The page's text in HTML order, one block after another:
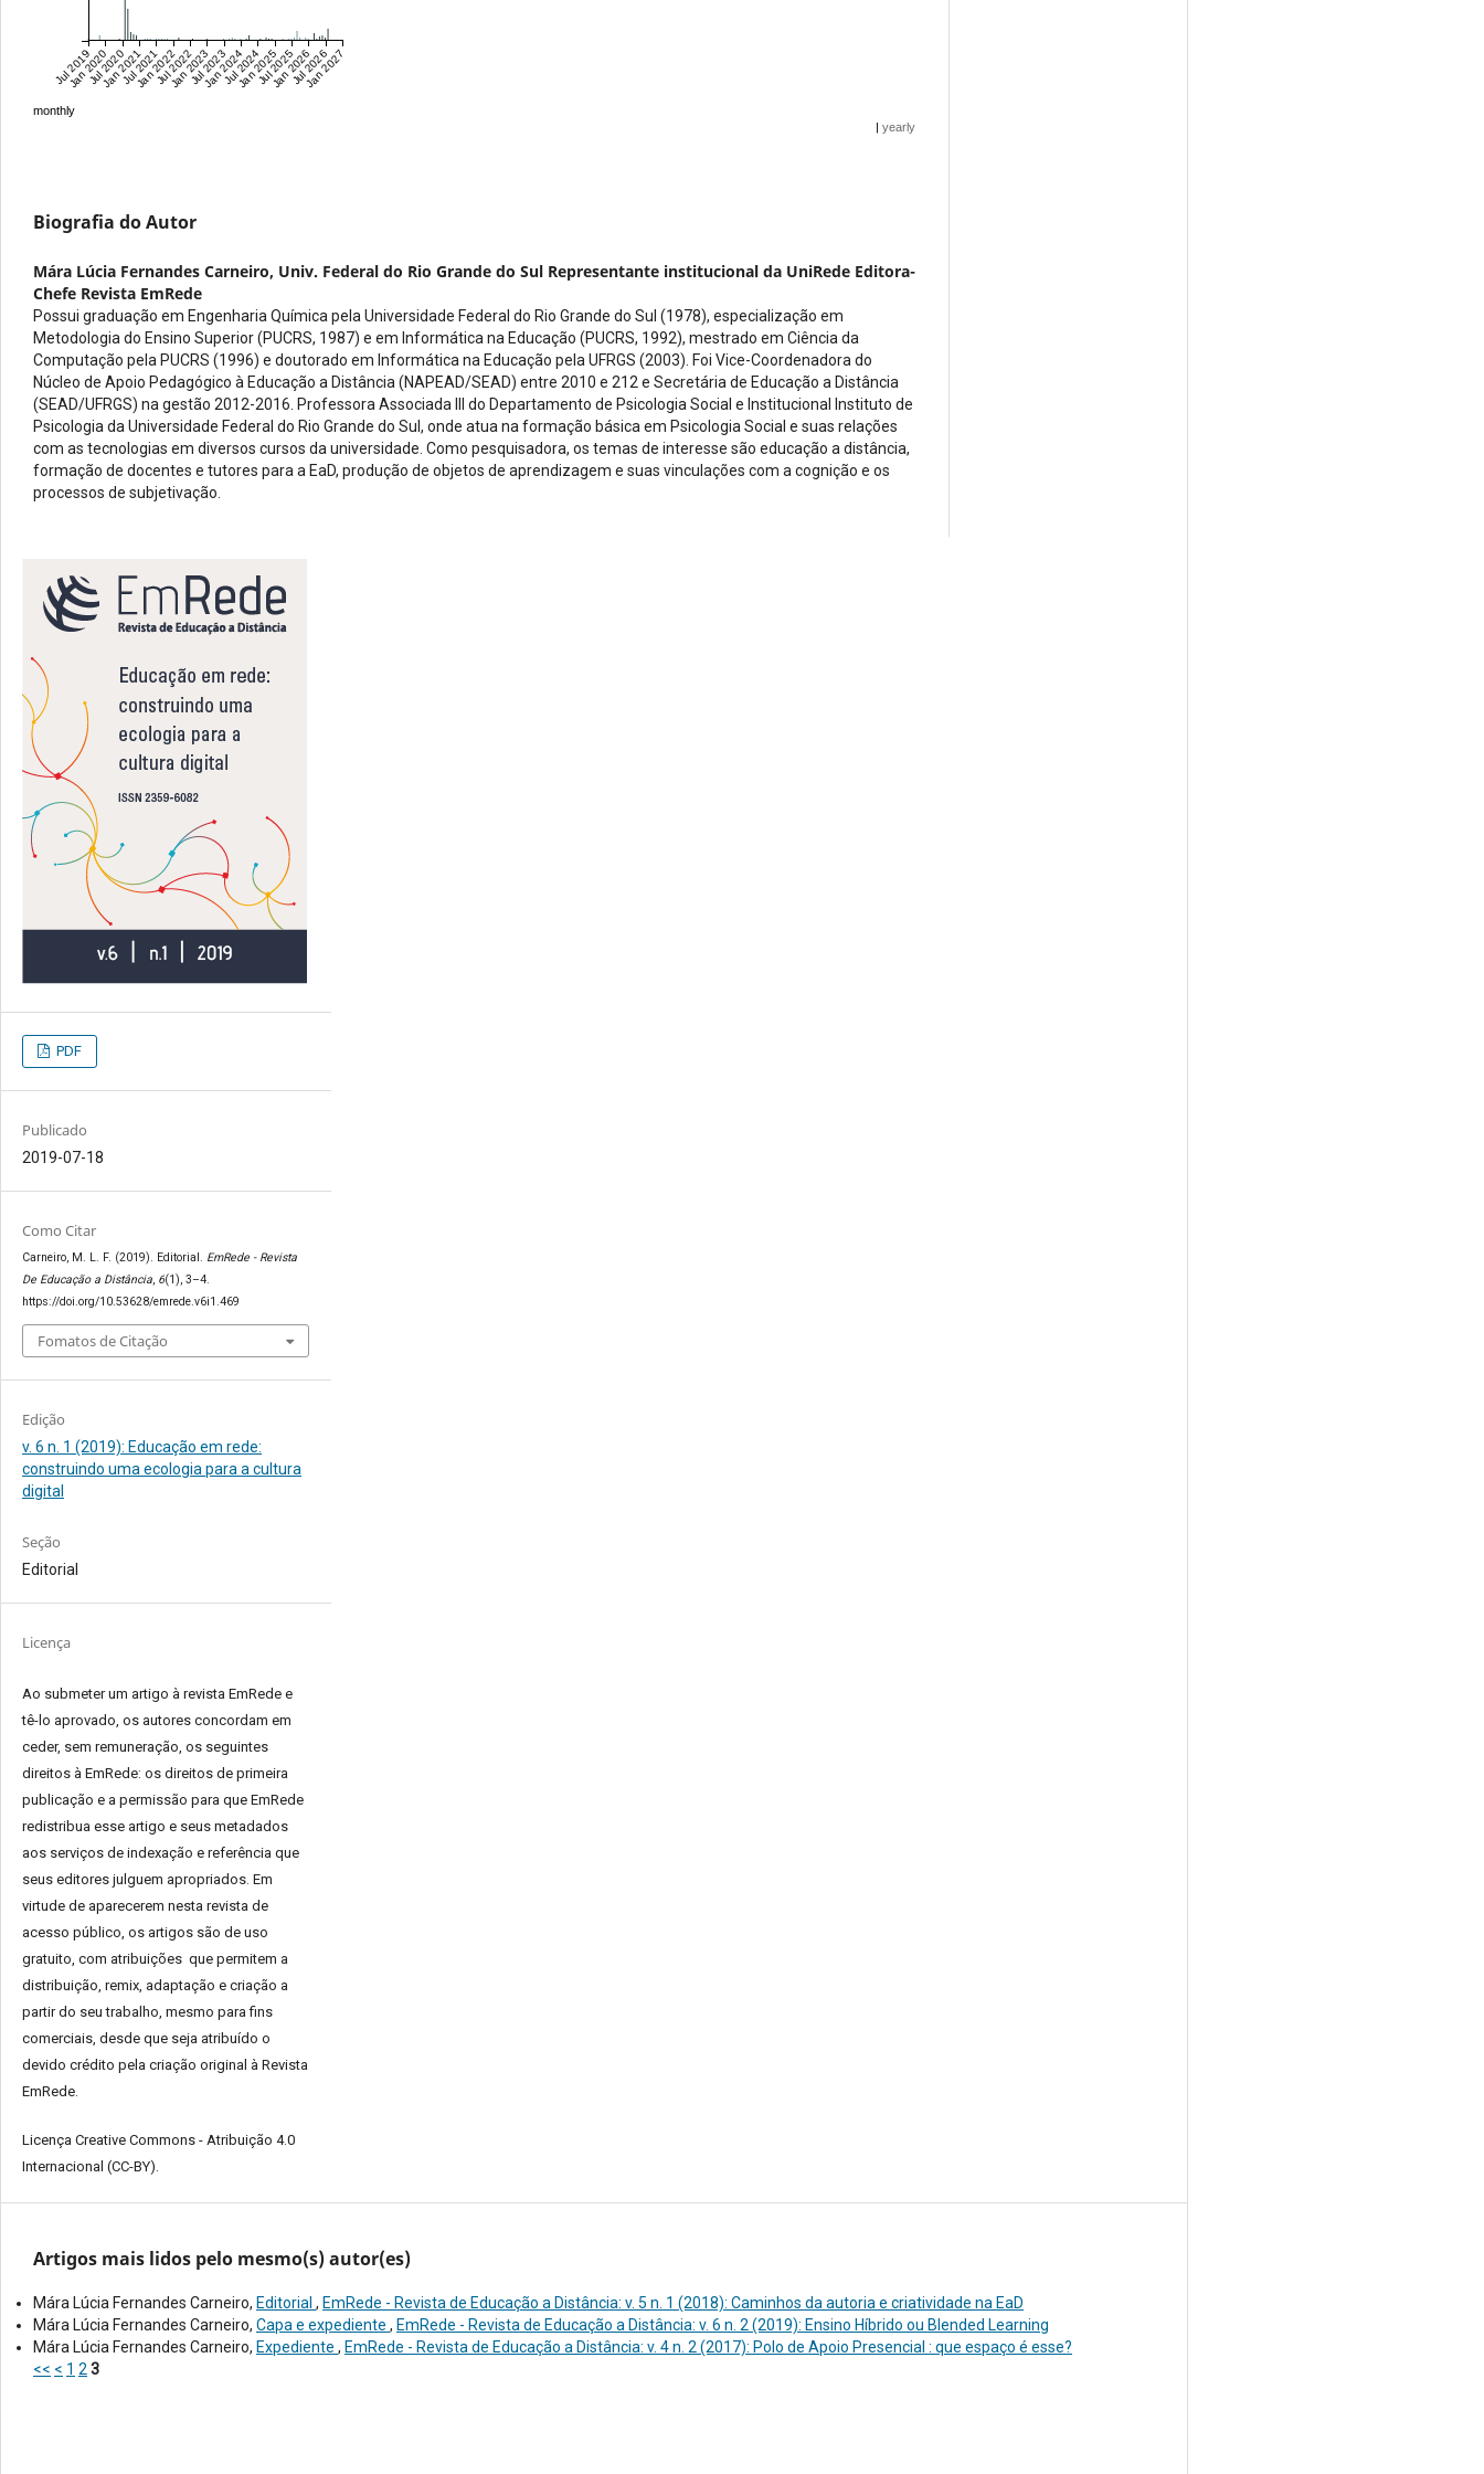
Jul 2019
Jan 2020
Jul 2020
Jan 2021
Jul 2021
Jan 2022
Jul 2022
Jan 2023
Jul 2023
Jan 2024
Jul 2024
Jan 2025
Jul 2025
Jan 2026
Jul 2026
Jan 2027
monthly
|yearly
Biografia do Autor
Mára Lúcia Fernandes Carneiro, Univ. Federal do Rio Grande do Sul Representante institucional da UniRede Editora-
Chefe Revista EmRede
Possui graduação em Engenharia Química pela Universidade Federal do Rio Grande do Sul (1978), especialização em
Metodologia do Ensino Superior (PUCRS, 1987) e em Informática na Educação (PUCRS, 1992), mestrado em Ciência da
Computação pela PUCRS (1996) e doutorado em Informática na Educação pela UFRGS (2003). Foi Vice-Coordenadora do
Núcleo de Apoio Pedagógico à Educação a Distância (NAPEAD/SEAD) entre 2010 e 212 e Secretária de Educação a Distância
(SEAD/UFRGS) na gestão 2012-2016. Professora Associada III do Departamento de Psicologia Social e Institucional Instituto de
Psicologia da Universidade Federal do Rio Grande do Sul, onde atua na formação básica em Psicologia Social e suas relações
com as tecnologias em diversos cursos da universidade. Como pesquisadora, os temas de interesse são educação a distância,
formação de docentes e tutores para a EaD, produção de objetos de aprendizagem e suas vinculações com a cognição e os
processos de subjetivação.
PDF
Publicado
2019-07-18
Como Citar
Carneiro, M. L. F. (2019). Editorial. EmRede - Revista
De Educação a Distância, 6(1), 3–4.
https://doi.org/10.53628/emrede.v6i1.469
Fomatos de Citação
Edição
v. 6 n. 1 (2019): Educação em rede:
construindo uma ecologia para a cultura
digital
Seção
Editorial
Licença
Ao submeter um artigo à revista EmRede e
tê-lo aprovado, os autores concordam em
ceder, sem remuneração, os seguintes
direitos à EmRede: os direitos de primeira
publicação e a permissão para que EmRede
redistribua esse artigo e seus metadados
aos serviços de indexação e referência que
seus editores julguem apropriados.Em
virtude de aparecerem nesta revista de
acesso público, os artigos são de uso
gratuito, com atribuições que permitem a
distribuição, remix, adaptação e criação a
partir do seu trabalho, mesmo para fins
comerciais, desde que seja atribuído o
devido crédito pela criação original à Revista
EmRede.
Licença Creative Commons - Atribuição 4.0
Internacional (CC-BY).
Artigos mais lidos pelo mesmo(s) autor(es)
Mára Lúcia Fernandes Carneiro, Editorial , EmRede - Revista de Educação a Distância: v. 5 n. 1 (2018): Caminhos da autoria e criatividade na EaD
Mára Lúcia Fernandes Carneiro, Capa e expediente , EmRede - Revista de Educação a Distância: v. 6 n. 2 (2019): Ensino Híbrido ou Blended Learning
Mára Lúcia Fernandes Carneiro, Expediente , EmRede - Revista de Educação a Distância: v. 4 n. 2 (2017): Polo de Apoio Presencial : que espaço é esse?
<< < 1 2 3